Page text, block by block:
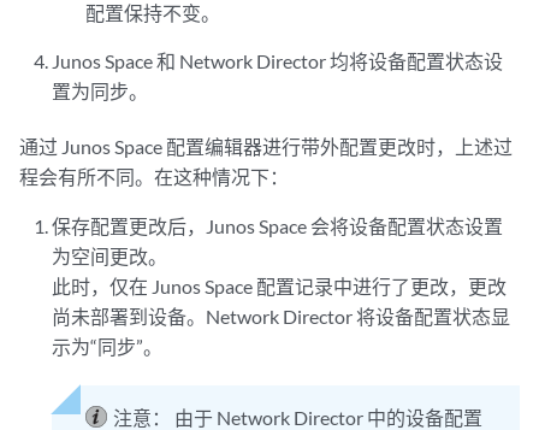
配置保持不变。
Junos Space 和 Network Director 均将设备配置状态设
置为同步。
通过 Junos Space 配置编辑器进行带外配置更改时，上述过
程会有所不同。在这种情况下：
保存配置更改后，Junos Space 会将设备配置状态设置
为空间更改。
此时，仅在 Junos Space 配置记录中进行了更改，更改
尚未部署到设备。Network Director 将设备配置状态显
示为“同步”。
注意：
由于 Network Director 中的设备配置